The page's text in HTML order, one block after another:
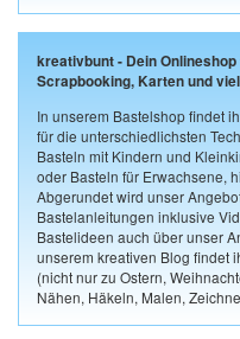
kreativbunt - Dein
Scrapbooking, Karten und
In unserem Bastelshop findet
für die unterschiedlichsten
Basteln mit Kindern und
oder Basteln für Erwachsene,
Abgerundet wird unser
Bastelanleitungen inklusive
Bastelideen auch über unser
unserem kreativen Blog findet
(nicht nur zu Ostern,
Nähen, Häkeln, Malen,